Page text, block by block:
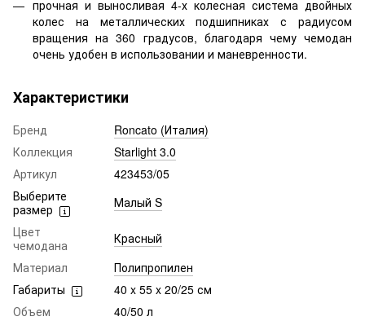
прочная и выносливая 4-х колесная система двойных
колес на металлических подшипниках с радиусом
вращения на 360 градусов, благодаря чему чемодан
очень удобен в использовании и маневренности.
Характеристики
Бренд
Roncato (Италия)
Коллекция
Starlight 3.0
Артикул
423453/05
Выберите
размер
Малый S
Цвет
чемодана
Красный
Материал
Полипропилен
Габариты
40 x 55 x 20/25 см
Объем
40/50 л